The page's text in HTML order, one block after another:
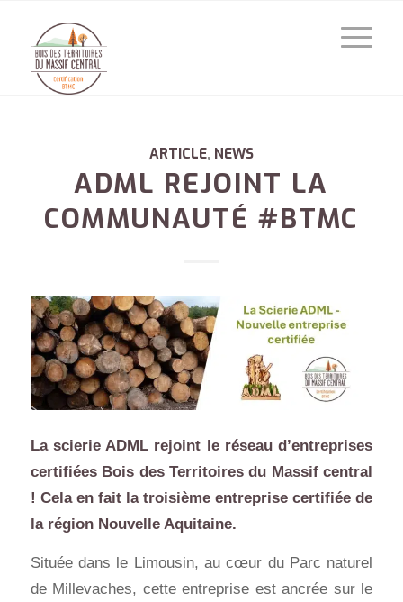
ARTICLE, NEWS
ADML REJOINT LA
COMMUNAUTÉ #BTMC
La scierie ADML rejoint le réseau d’entreprises
certifiées Bois des Territoires du Massif central
! Cela en fait la troisième entreprise certifiée de
la région Nouvelle Aquitaine.
Située dans le Limousin, au cœur du Parc naturel
de Millevaches, cette entreprise est ancrée sur le